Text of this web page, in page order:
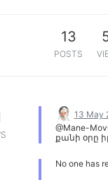
13
POSTS
13 May
@Mane-
քանի օրը
No one has